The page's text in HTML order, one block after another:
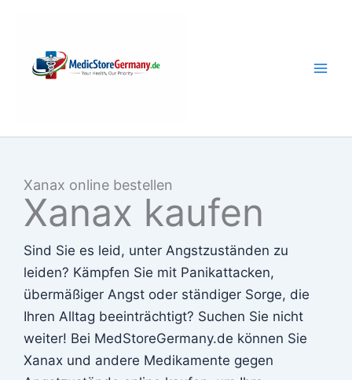
Xanax online bestellen
Xanax kaufen
Sind Sie es leid, unter Angstzuständen zu
leiden? Kämpfen Sie mit Panikattacken,
übermäßiger Angst oder ständiger Sorge, die
Ihren Alltag beeinträchtigt? Suchen Sie nicht
weiter! Bei MedStoreGermany.de können Sie
Xanax und andere Medikamente gegen